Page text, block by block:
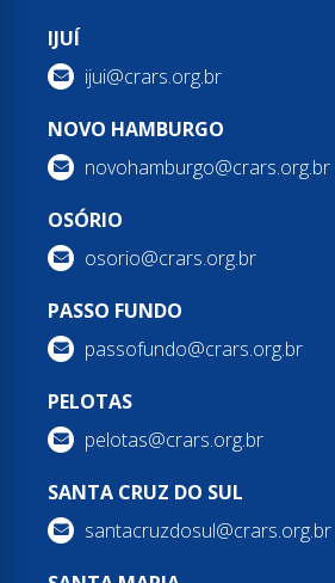
IJUÍ
ijui@crars.org.br
NOVO HAMBURGO
novohamburgo@crars.org.br
OSÓRIO
osorio@crars.org.br
PASSO FUNDO
passofundo@crars.org.br
PELOTAS
pelotas@crars.org.br
SANTA CRUZ DO SUL
santacruzdosul@crars.org.br